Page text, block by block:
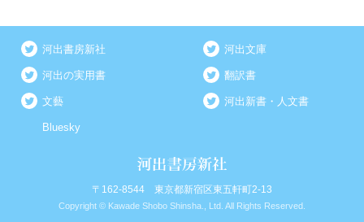
河出書房新社 河出文庫
河出の実用書 翻訳書
文藝 河出新書・人文書
Bluesky
〒162-8544 東京都新宿区東五軒町2-13
Copyright © Kawade Shobo Shinsha., Ltd. All Rights Reserved.